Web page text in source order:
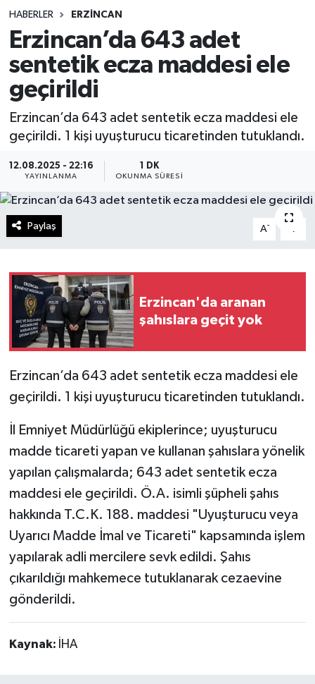
HABERLER ERZINCAN
Erzincan’da 643 adet
sentetik ecza maddesi ele
geçirildi
Erzincan’da 643 adet sentetik ecza maddesi ele
geçirildi. 1 kişi uyuşturucu ticaretinden tutuklandı.
12.08.2025 - 22:16
YAYINLANMA
1 DK
OKUNMA SÜRESI
Paylaş A-
Erzincan'da aranan
şahıslara geçit yok
Erzincan’da 643 adet sentetik ecza maddesi ele
geçirildi. 1 kişi uyuşturucu ticaretinden tutuklandı.
İl Emniyet Müdürlüğü ekiplerince; uyuşturucu
madde ticareti yapan ve kullanan şahıslara yönelik
yapılan çalışmalarda; 643 adet sentetik ecza
maddesi ele geçirildi. Ö.A. isimli şüpheli şahıs
hakkında T.C.K. 188. maddesi "Uyuşturucu veya
Uyarıcı Madde İmal ve Ticareti" kapsamında işlem
yapılarak adli mercilere sevk edildi. Şahıs
çıkarıldığı mahkemece tutuklanarak cezaevine
gönderildi.
Kaynak: İHA
Spor
Teknoloji
Yaşam